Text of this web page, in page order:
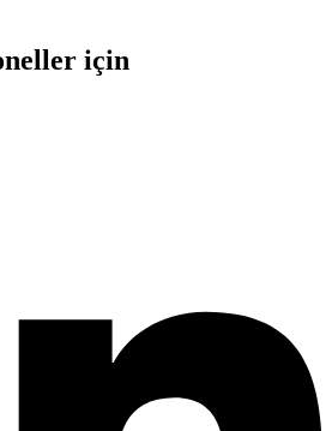
için